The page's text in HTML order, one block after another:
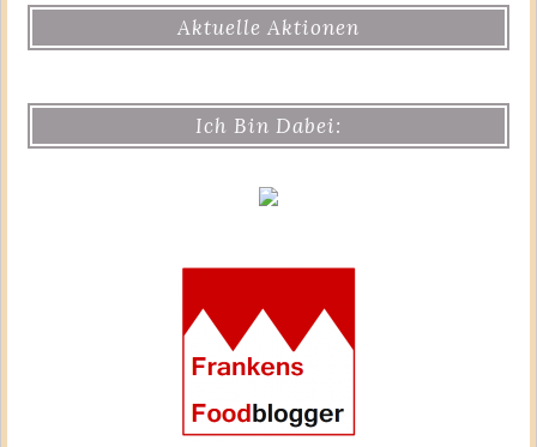
Aktuelle Aktionen
Ich Bin Dabei: